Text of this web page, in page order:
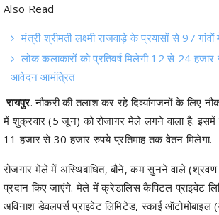
Also Read
मंत्री श्रीमती लक्ष्मी राजवाड़े के प्रयासों से 97 गांवों में
लोक कलाकारों को प्रतिवर्ष मिलेगी 12 से 24
आवेदन आमंत्रित
रायपुर. नौकरी की तलाश कर रहे दिव्यांगजनों के लिए
में शुक्रवार (5 जून) को रोजागर मेले लगने वाला है. इसमें
11 हजार से 30 हजार रुपये प्रतिमाह तक वेतन मिलेगा.
रोजगार मेले में अस्थिबाधित, बौने, कम सुनने वाले
प्रदान किए जाएंगे. मेले में क्रेडालिस कैपिटल प्राइवेट
अविनाश डेवलपर्स प्राइवेट लिमिटेड, स्काई ऑटोमोबाइल